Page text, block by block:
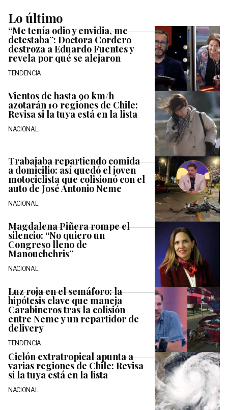
Lo último
“Me tenía odio y envidia, me
detestaba”: Doctora Cordero
destroza a Eduardo Fuentes y
revela por qué se alejaron
TENDENCIA
Vientos de hasta 90 km/h
azotarán 10 regiones de Chile:
Revisa si la tuya está en la lista
NACIONAL
Trabajaba repartiendo comida
a domicilio: así quedó el joven
motociclista que colisionó con el
auto de José Antonio Neme
NACIONAL
Magdalena Piñera rompe el
silencio: “No quiero un
Congreso lleno de
Manouchehris”
NACIONAL
Luz roja en el semáforo: la
hipótesis clave que maneja
Carabineros tras la colisión
entre Neme y un repartidor de
delivery
TENDENCIA
Ciclón extratropical apunta a
varias regiones de Chile: Revisa
si la tuya está en la lista
NACIONAL